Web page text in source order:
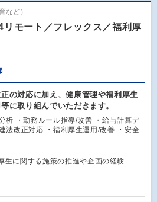
など）
モート／フレックス／福利厚
の対応に加え、健康管理や福利厚生
に取り組んでいただきます。
析 ・勤務ルール指導/改善 ・給与計算デ
法改正対応 ・福利厚生運用/改善 ・安全
生に関する施策の推進や企画の経験